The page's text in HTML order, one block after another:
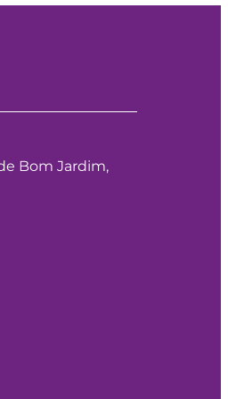
Bom Jardim,